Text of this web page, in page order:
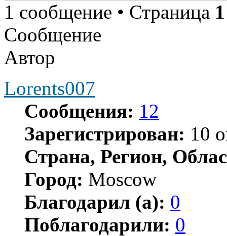
1 сообщение • Страница 1
Сообщение
Автор
Lorents007
Сообщения: 12
Зарегистрирован: 10
Страна, Регион,
Город: Moscow
Благодарил (а): 0
Поблагодарили: 0